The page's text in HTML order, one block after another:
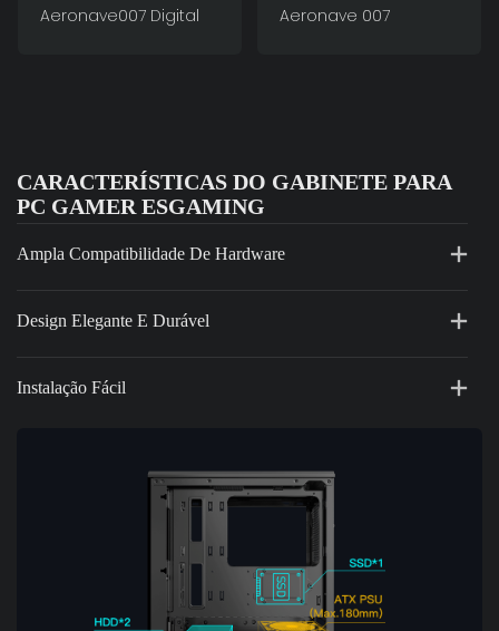
Aeronave007 Digital
Supercarro De Gabinetes
Aeronave 007
CARACTERÍSTICAS DO GABINETE PARA
PC GAMER ESGAMING
Ampla Compatibilidade De Hardware
Design Elegante E Durável
Instalação Fácil